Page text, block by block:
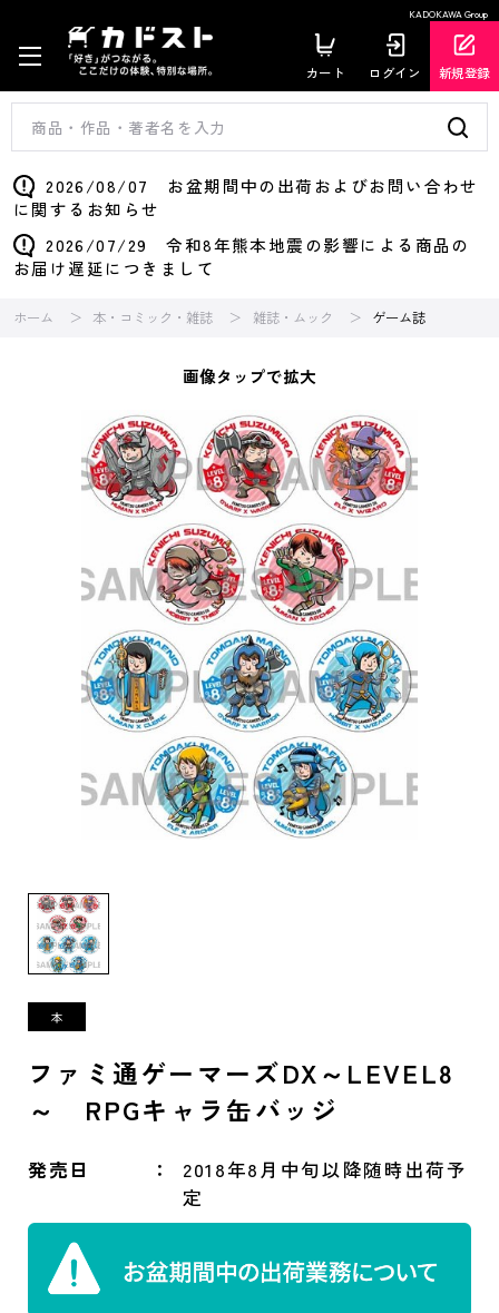
KADOKAWA Group
カート ログイン 新規登録
2026/08/07 お盆期間中の出荷およびお問い合わせ
に関するお知らせ
2026/07/29 令和8年熊本地震の影響による商品の
お届け遅延につきまして
ホーム 本・コミック・雑誌 雑誌・ムック ゲーム誌
画像タップで拡大
ファミ通ゲーマーズDX～LEVEL8
～ RPGキャラ缶バッジ
発売日
2018年8月中旬以降随時出荷予
定